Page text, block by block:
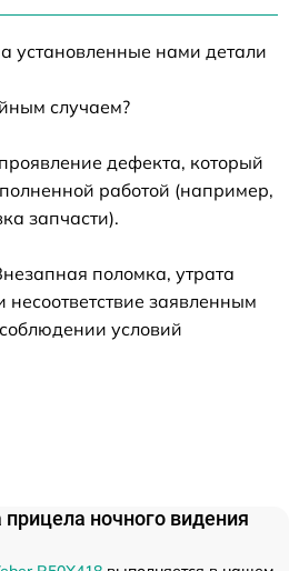
установленные нами детали
случаем?
дефекта, который
работой (например,
запчасти).
поломка, утрата
несоответствие заявленным
условий
ночного видения